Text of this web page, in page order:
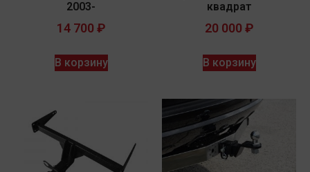
2003-
14 700 ₽
В корзину
квадрат
20 000 ₽
В корзину